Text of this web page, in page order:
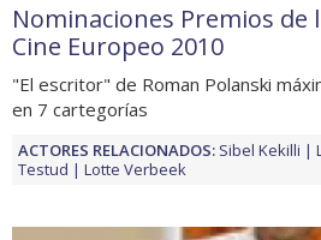
Nominaciones Premios de
Cine Europeo 2010
"El escritor" de Roman Polanski
en 7 cartegorías
ACTORES RELACIONADOS: Sibel Kekilli
Testud
Lotte Verbeek